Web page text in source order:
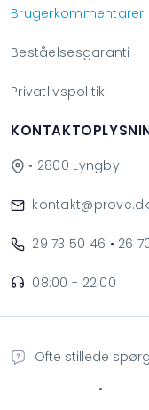
Brugerkommentarer
Beståelsesgaranti
Privatlivspolitik
• 2800 Lyngby
kontakt@prove.dk
29 73 50 46 • 26
08:00 - 22:00
Ofte stillede
•